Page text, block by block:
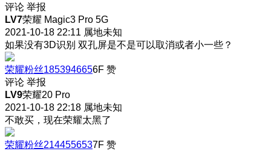
评论 举报
LV7荣耀 Magic3 Pro 5G
2021-10-18 22:11 属地未知
如果没有3D识别 双孔屏是不是可以取消或者小一些？
荣耀粉丝1853946656F 赞
评论 举报
LV9荣耀20 Pro
2021-10-18 22:18 属地未知
不敢买，现在荣耀太黑了
荣耀粉丝2144556537F 赞